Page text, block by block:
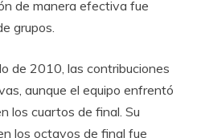
de manera efectiva fue
grupos.
de 2010, las contribuciones
aunque el equipo enfrentó
los cuartos de final. Su
los octavos de final fue